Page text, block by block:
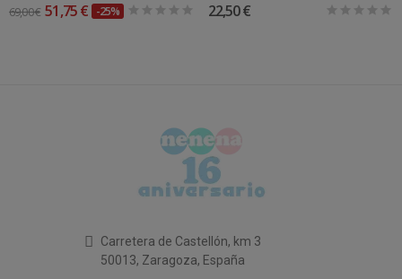
69,00 € 51,75 € -25% 22,50 €
Carretera de Castellón, km 3
50013, Zaragoza, España